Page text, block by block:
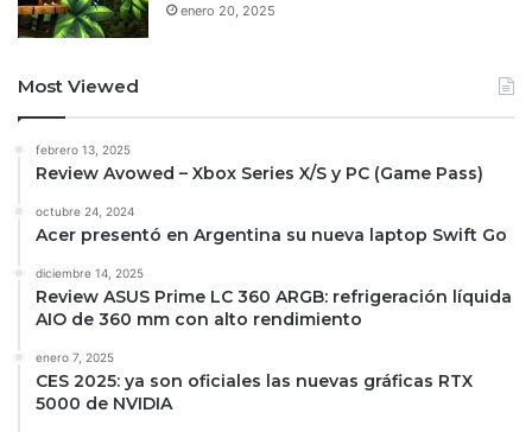
enero 20, 2025
Most Viewed
febrero 13, 2025
Review Avowed – Xbox Series X/S y PC (Game Pass)
octubre 24, 2024
Acer presentó en Argentina su nueva laptop Swift Go
diciembre 14, 2025
Review ASUS Prime LC 360 ARGB: refrigeración líquida
AIO de 360 mm con alto rendimiento
enero 7, 2025
CES 2025: ya son oficiales las nuevas gráficas RTX
5000 de NVIDIA